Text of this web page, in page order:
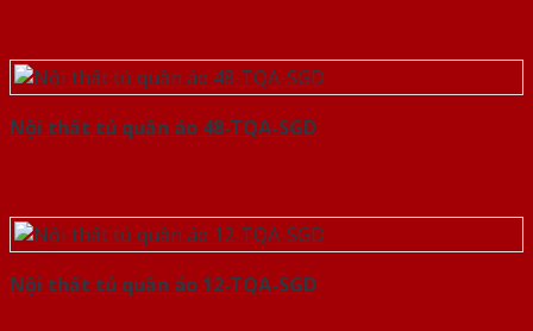
Nội thất tủ quần áo 48-TQA-SGD
Nội thất tủ quần áo 12-TQA-SGD